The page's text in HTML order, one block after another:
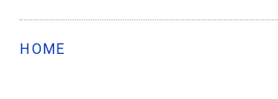
HOME